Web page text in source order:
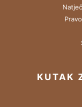
KUTAK